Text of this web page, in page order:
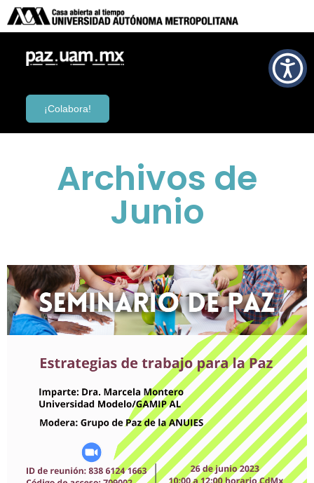
¡Colabora!
Archivos de
Junio